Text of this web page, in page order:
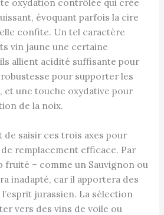
évoquant parfois la cire
confite. Un tel caractère
vin jaune une certaine
allient acidité suffisante pour
pour supporter les
et une touche oxydative pour
de la noix.
de saisir ces trois axes pour
remplacement efficace. Par
fruité – comme un Sauvignon ou
inadapté, car il apportera des
jurassien. La sélection
vers des vins de voile ou